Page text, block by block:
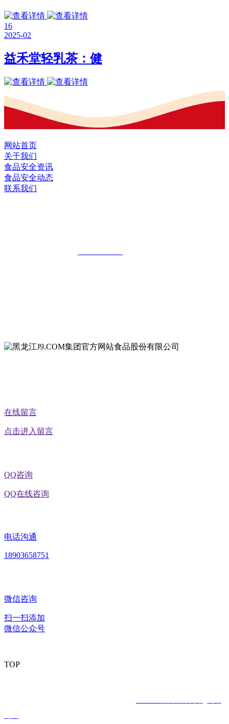
16
2025-02
益禾堂轻乳茶：健
网站首页
关于我们
食品安全资讯
食品安全动态
联系我们
在线留言
点击进入留言
QQ咨询
QQ在线咨询
电话沟通
18903658751
微信咨询
扫一扫添加
微信公众号
TOP